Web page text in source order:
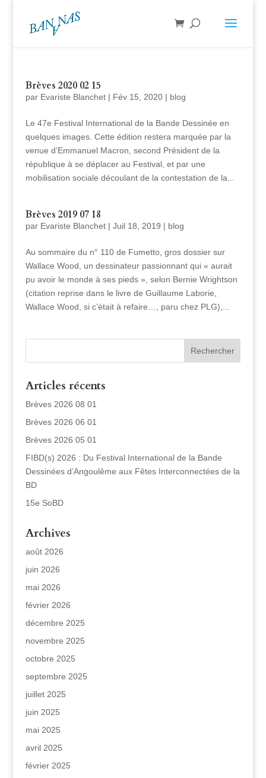
Brèves 2020 02 15
par Evariste Blanchet| Fév 15, 2020| blog
Le 47e Festival International de la Bande Dessinée en
quelques images. Cette édition restera marquée par la
venue d’Emmanuel Macron, second Président de la
république à se déplacer au Festival, et par une
mobilisation sociale découlant de la contestation de la...
Brèves 2019 07 18
par Evariste Blanchet| Juil 18, 2019 | blog
Au sommaire du n° 110 de Fumetto, gros dossier sur
Wallace Wood, un dessinateur passionnant qui « aurait
pu avoir le monde à ses pieds », selon Bernie Wrightson
(citation reprise dans le livre de Guillaume Laborie,
Wallace Wood, si c’était à refaire…, paru chez PLG),...
Articles récents
Brèves 2026 08 01
Brèves 2026 06 01
Brèves 2026 05 01
FIBD(s) 2026 : Du Festival International de la Bande
Dessinées d’Angoulême aux Fêtes Interconnectées de la
BD
15e SoBD
Archives
août 2026
juin 2026
mai 2026
février 2026
décembre 2025
novembre 2025
octobre 2025
septembre 2025
juillet 2025
juin 2025
mai 2025
avril 2025
février 2025